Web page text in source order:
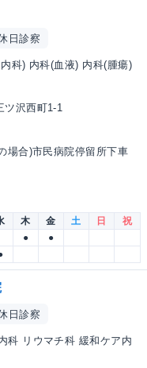
日診察
科) 内科(血液) 内科(腫瘍)
ツ沢西町1-1
場合)市民病院停留所下車
木 金 土 日
祝
●
●
日診察
科 リウマチ科 緩和ケア内